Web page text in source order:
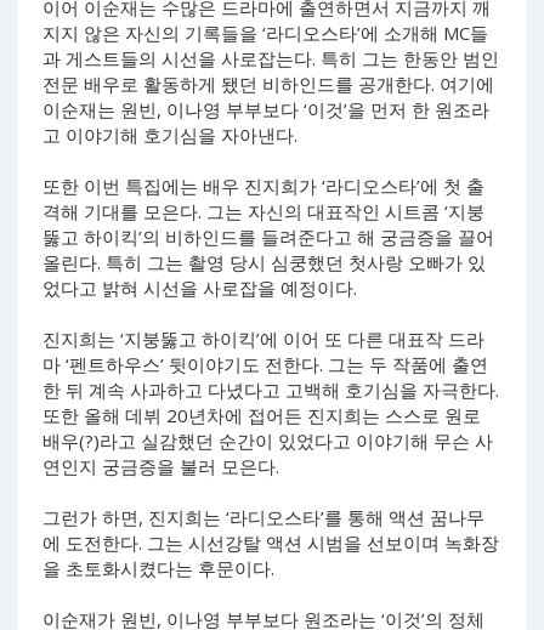
이어 이순재는 수많은 드라마에 출연하면서 지금까지 깨
지지 않은 자신의 기록들을 ‘라디오스타’에 소개해 MC들
과 게스트들의 시선을 사로잡는다. 특히 그는 한동안 범인
전문 배우로 활동하게 됐던 비하인드를 공개한다. 여기에
이순재는 원빈, 이나영 부부보다 ‘이것’을 먼저 한 원조라
고 이야기해 호기심을 자아낸다.
또한 이번 특집에는 배우 진지희가 ‘라디오스타’에 첫 출
격해 기대를 모은다. 그는 자신의 대표작인 시트콤 ‘지붕
뚫고 하이킥’의 비하인드를 들려준다고 해 궁금증을 끌어
올린다. 특히 그는 촬영 당시 심쿵했던 첫사랑 오빠가 있
었다고 밝혀 시선을 사로잡을 예정이다.
진지희는 ‘지붕뚫고 하이킥’에 이어 또 다른 대표작 드라
마 ‘펜트하우스’ 뒷이야기도 전한다. 그는 두 작품에 출연
한 뒤 계속 사과하고 다녔다고 고백해 호기심을 자극한다.
또한 올해 데뷔 20년차에 접어든 진지희는 스스로 원로
배우(?)라고 실감했던 순간이 있었다고 이야기해 무슨 사
연인지 궁금증을 불러 모은다.
그런가 하면, 진지희는 ‘라디오스타’를 통해 액션 꿈나무
에 도전한다. 그는 시선강탈 액션 시범을 선보이며 녹화장
을 초토화시켰다는 후문이다.
이순재가 원빈, 이나영 부부보다 원조라는 ‘이것’의 정체